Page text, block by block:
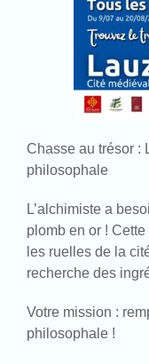
Chasse au trésor :
philosophale
L’alchimiste a
plomb en or !
les ruelles de la
recherche des
Votre mission :
philosophale !